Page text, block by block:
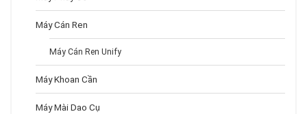
Máy Cán Ren
Máy Cán Ren Unify
Máy Khoan Cần
Máy Mài Dao Cụ